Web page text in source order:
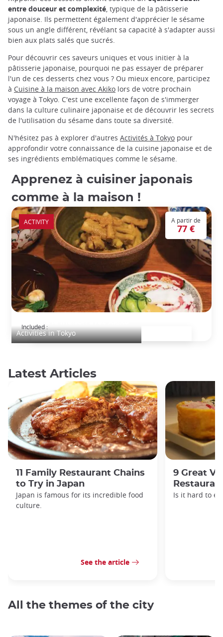
entre douceur et complexité, typique de la pâtisserie
japonaise. Ils permettent également d'apprécier le sésame
sous un angle différent, révélant sa capacité à s'adapter aussi
bien aux plats salés que sucrés.
Pour découvrir ces saveurs uniques et vous initier à la
pâtisserie japonaise, pourquoi ne pas essayer de préparer
l'un de ces desserts chez vous ? Ou mieux encore, participez
à Cuisine à la maison avec Akiko lors de votre prochain
voyage à Tokyo. C'est une excellente façon de s'immerger
dans la culture culinaire japonaise et de découvrir les secrets
de l'utilisation du sésame dans toute sa diversité.
N'hésitez pas à explorer d'autres Activités à Tokyo pour
approfondir votre connaissance de la cuisine japonaise et de
ses ingrédients emblématiques comme le sésame.
Apprenez à cuisiner japonais
comme à la maison !
Activities in Tokyo
A partir de
77 €
Included :
ACTIVITY
Latest Articles
11 Family Restaurant Chains
to Try in Japan
Japan is famous for its incredible food
culture.
See the article
9 Great
Is it hard to
All the themes of the city